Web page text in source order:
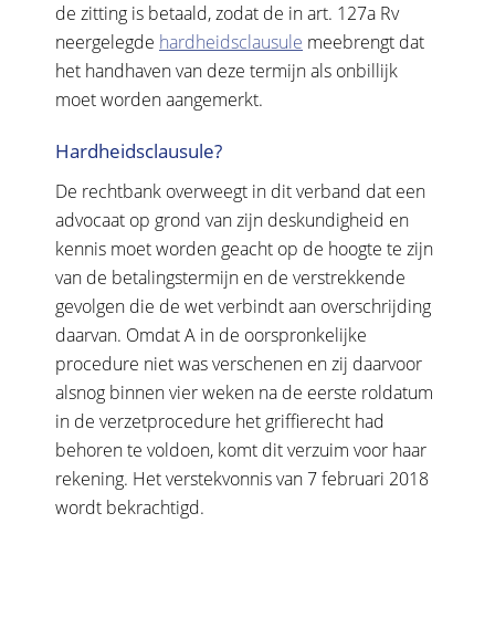
de zitting is betaald, zodat de in art. 127a Rv
neergelegde hardheidsclausule meebrengt dat
het handhaven van deze termijn als onbillijk
moet worden aangemerkt.
Hardheidsclausule?
De rechtbank overweegt in dit verband dat een
advocaat op grond van zijn deskundigheid en
kennis moet worden geacht op de hoogte te zijn
van de betalingstermijn en de verstrekkende
gevolgen die de wet verbindt aan overschrijding
daarvan. Omdat A in de oorspronkelijke
procedure niet was verschenen en zij daarvoor
alsnog binnen vier weken na de eerste roldatum
in de verzetprocedure het griffierecht had
behoren te voldoen, komt dit verzuim voor haar
rekening. Het verstekvonnis van 7 februari 2018
wordt bekrachtigd.